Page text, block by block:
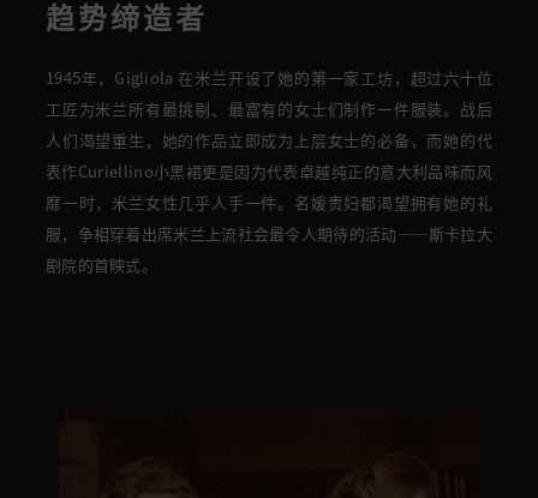
趋势缔造者
1945年，Gigliola 在米兰开设了她的第一家 工坊，
超过六十位
工匠 为米兰所有最挑剔、最富有的女士们 制作一件服装 。 战后
人们渴望重生，
她的作品立即成为 上 层女士的必备， 而她的代
表作Curiellino小黑裙更是因为代表卓越纯正的意大利品味而风
靡一时，米兰女性几乎人手一件。名媛贵妇都渴望拥有她的礼
服，争相 穿着出席米兰上流社会最令人期待 的 活动——斯卡拉大
剧院的首映式。